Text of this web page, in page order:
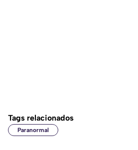
Tags relacionados
Paranormal